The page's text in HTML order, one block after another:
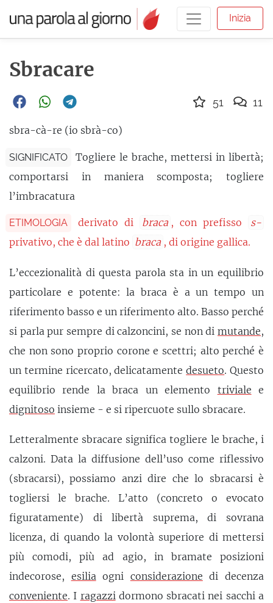
Inizia
Sbracare
sbra-cà-re (io sbrà-co)
SIGNIFICATO
Togliere le brache, mettersi in libertà;
comportarsi in maniera scomposta; togliere
l’imbracatura
ETIMOLOGIA derivato di braca , con prefisso
s-
privativo, che è dal latino braca , di origine gallica.
L’eccezionalità di questa parola sta in un equilibrio
particolare e potente: la braca è a un tempo un
riferimento basso e un riferimento alto. Basso perché
si parla pur sempre di calzoncini, se non di mutande,
che non sono proprio corone e scettri; alto perché è
un termine ricercato, delicatamentedesueto. Questo
equilibrio rende la braca un elemento triviale e
dignitoso insieme - e si ripercuote sullo sbracare.
Letteralmente sbracare significa togliere le brache, i
calzoni. Data la diffusione dell’uso come riflessivo
(sbracarsi), possiamo anzi dire che lo sbracarsi è
togliersi le brache. L’atto (concreto o evocato
figuratamente) di libertà suprema, di sovrana
licenza, di quando la volontà superiore di mettersi
più comodi, più ad agio, in bramate posizioni
indecorose, esiliaogni considerazione di decenza
conveniente. I ragazzidormono sbracati nei sacchi a
51 11